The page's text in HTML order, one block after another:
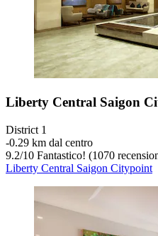
Liberty Central Saigon
District 1
‐0.29 km dal centro
9.2/10 Fantastico! (1070
Liberty Central Saigon Citypoint